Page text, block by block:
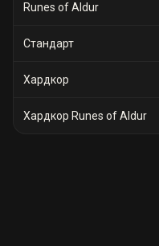
Runes of Aldur
Стандарт
Хардкор
Хардкор Runes of Aldur